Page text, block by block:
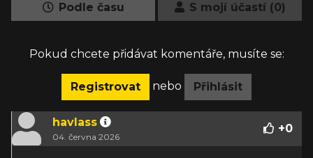
Podle času S mojí účastí (0)
Pokud chcete přidávat komentáře, musíte se:
Registrovat nebo Přihlásit
havlass
04. června 2026
+0